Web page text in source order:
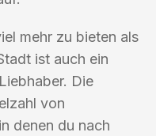
mehr zu bieten als
ist auch ein
Die
von
denen du nach